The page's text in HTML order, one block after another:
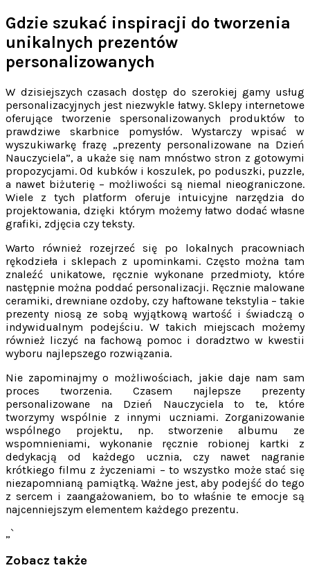
Gdzie szukać inspiracji do tworzenia
unikalnych prezentów
personalizowanych
W dzisiejszych czasach dostęp do szerokiej gamy usług
personalizacyjnych jest niezwykle łatwy. Sklepy internetowe
oferujące tworzenie spersonalizowanych produktów to
prawdziwe skarbnice pomysłów. Wystarczy wpisać w
wyszukiwarkę frazę „prezenty personalizowane na Dzień
Nauczyciela”, a ukaże się nam mnóstwo stron z gotowymi
propozycjami. Od kubków i koszulek, po poduszki, puzzle,
a nawet biżuterię – możliwości są niemal nieograniczone.
Wiele z tych platform oferuje intuicyjne narzędzia do
projektowania, dzięki którym możemy łatwo dodać własne
grafiki, zdjęcia czy teksty.
Warto również rozejrzeć się po lokalnych pracowniach
rękodzieła i sklepach z upominkami. Często można tam
znaleźć unikatowe, ręcznie wykonane przedmioty, które
następnie można poddać personalizacji. Ręcznie malowane
ceramiki, drewniane ozdoby, czy haftowane tekstylia – takie
prezenty niosą ze sobą wyjątkową wartość i świadczą o
indywidualnym podejściu. W takich miejscach możemy
również liczyć na fachową pomoc i doradztwo w kwestii
wyboru najlepszego rozwiązania.
Nie zapominajmy o możliwościach, jakie daje nam sam
proces tworzenia. Czasem najlepsze prezenty
personalizowane na Dzień Nauczyciela to te, które
tworzymy wspólnie z innymi uczniami. Zorganizowanie
wspólnego projektu, np. stworzenie albumu ze
wspomnieniami, wykonanie ręcznie robionej kartki z
dedykacją od każdego ucznia, czy nawet nagranie
krótkiego filmu z życzeniami – to wszystko może stać się
niezapomnianą pamiątką. Ważne jest, aby podejść do tego
z sercem i zaangażowaniem, bo to właśnie te emocje są
najcenniejszym elementem każdego prezentu.
„`
Zobacz także